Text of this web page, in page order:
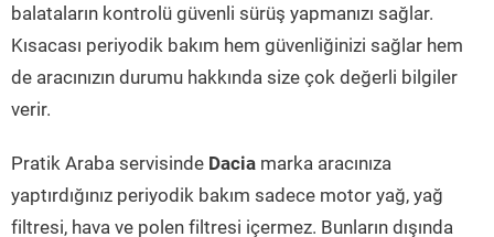
balataların kontrolü güvenli sürüş yapmanızı sağlar.
Kısacası periyodik bakım hem güvenliğinizi sağlar hem
de aracınızın durumu hakkında size çok değerli bilgiler
verir.
Pratik Araba servisinde Dacia marka aracınıza
yaptırdığınız periyodik bakım sadece motor yağ, yağ
filtresi, hava ve polen filtresi içermez. Bunların dışında